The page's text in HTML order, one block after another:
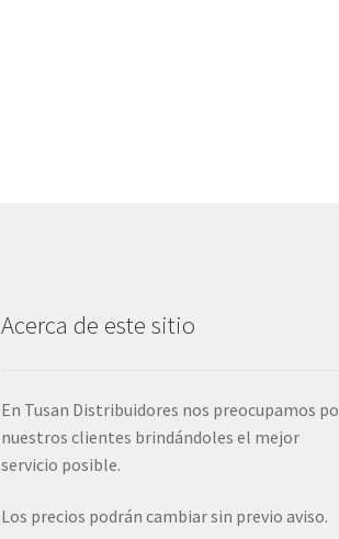
Acerca de este sitio
En Tusan Distribuidores nos preocupamos
nuestros clientes brindándoles el mejor
servicio posible.
Los precios podrán cambiar sin previo aviso.